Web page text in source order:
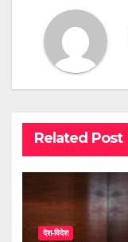
Related Post
देश-विदेश